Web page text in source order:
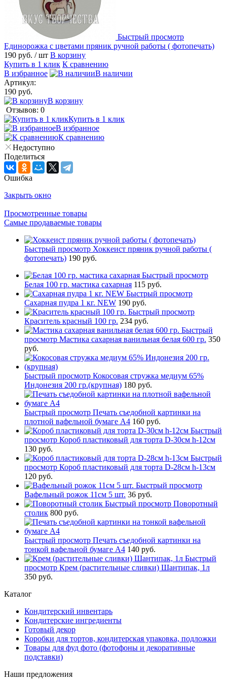
Быстрый просмотр
Единорожка с цветами пряник ручной работы ( фотопечать)
190 руб. / шт В корзину
Купить в 1 клик К сравнению
В избранное
В наличии
Артикул:
190 руб.
В корзину
Отзывов: 0
Купить в 1 клик
В избранное
К сравнению
Недоступно
Поделиться
Ошибка
Закрыть окно
Просмотренные товары
Самые продаваемые товары
Быстрый просмотр Хоккеист пряник ручной работы (
фотопечать) 190 руб.
Быстрый просмотр
Белая 100 гр. мастика сахарная 115 руб.
Быстрый просмотр
Сахарная пудра 1 кг. NEW 190 руб.
Быстрый просмотр
Краситель красный 100 гр. 234 руб.
Быстрый
просмотр Мастика сахарная ванильная белая 600 гр. 350
руб.
Быстрый просмотр Кокосовая стружка медиум 65%
Индонезия 200 гр.(крупная) 180 руб.
Быстрый просмотр Печать съедобной картинки на
плотной вафельной бумаге А4 160 руб.
Быстрый
просмотр Короб пластиковый для торта D-30см h-12см
130 руб.
Быстрый
просмотр Короб пластиковый для торта D-28см h-13см
120 руб.
Быстрый просмотр
Вафельный рожок 11см 5 шт. 36 руб.
Быстрый просмотр Поворотный
столик 800 руб.
Быстрый просмотр Печать съедобной картинки на
тонкой вафельной бумаге А4 140 руб.
Быстрый
просмотр Крем (растительные сливки) Шантипак, 1л
350 руб.
Каталог
Кондитерский инвентарь
Кондитерские ингредиенты
Готовый декор
Коробки для тортов, кондитерская упаковка, подложки
Товары для фуд фото (фотофоны и декоративные
подставки)
Наши предложения